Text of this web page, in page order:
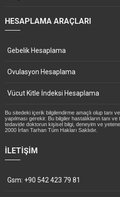
HESAPLAMA ARAÇLARI
Gebelik Hesaplama
Ovulasyon Hesaplama
Vücut Kitle İndeksi Hesaplama
Bu sitedeki içerik bilgilendirme amaçlı olup tanı
yapılması gerekir. Bu bilgiler hastalıkların tanı ve
tedavide doktorun kişisel bilgi, deneyim ve
2000 İrfan Tarhan Tüm Hakları Saklıdır.
İLETIŞIM
Gsm: +90 542 423 79 81